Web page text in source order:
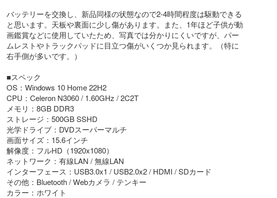
バッテリーを交換し、新品同様の状態なので2-4時間程度は駆動できる
と思います。天板や裏面に少し傷があります。また、1年ほど子供が動
画鑑賞などに使用していたため、写真では分かりにくいですが、パー
ムレストやトラックパッドに目立つ傷がいくつか見られます。（特に
右手側が多いです。）
■スペック
OS：Windows 10 Home 22H2
CPU：Celeron N3060 / 1.60GHz / 2C2T
メモリ：8GB DDR3
ストレージ：500GB SSHD
光学ドライブ：DVDスーパーマルチ
画面サイズ：15.6インチ
解像度：フルHD（1920x1080）
ネットワーク：有線LAN / 無線LAN
インターフェース：USB3.0x1 / USB2.0x2 / HDMI / SDカード
その他：Bluetooth / Webカメラ / テンキー
カラー：ホワイト